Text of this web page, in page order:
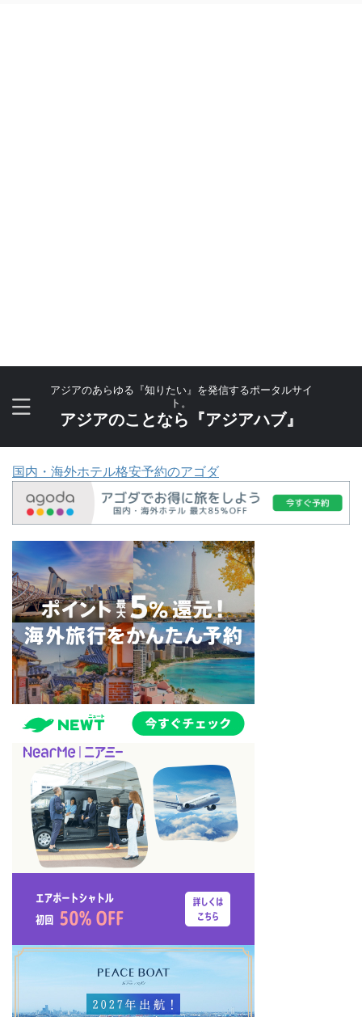
アジアのあらゆる『知りたい』を発信するポータルサイ
ト。
アジアのことなら『アジアハブ』
国内・海外ホテル格安予約のアゴダ